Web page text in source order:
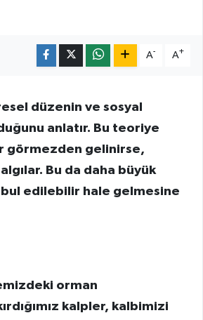
A- A+
düzenin ve sosyal
anlatır. Bu teoriye
görmezden gelinirse,
Bu da daha büyük
edilebilir hale gelmesine
orman
kalpler, kalbimizi